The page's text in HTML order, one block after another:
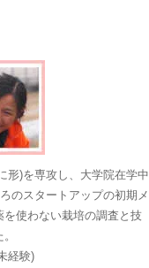
形)を専攻し、大学院在学中
のスタートアップの初期メ
を使わない栽培の調査と技
経験)